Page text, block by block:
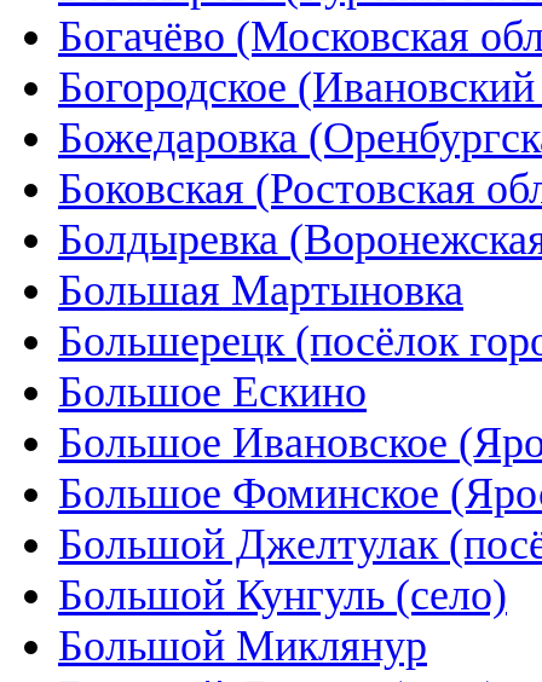
Богачёво (Московская
Богородское
Божедаровка
Боковская (Ростовская
Болдыревка
Большая Мартыновка
Большерецк (посёлок
Большое Ескино
Большое Ивановское
Большое Фоминское
Большой Джелтулак
Большой Кунгуль (село)
Большой Миклянур